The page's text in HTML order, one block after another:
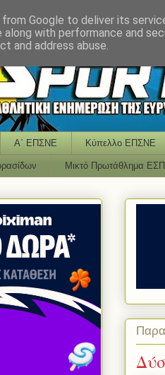
Α΄ ΕΠΣΝΕ Κύπελλο ΕΠΣΝΕ
Μικτό Πρωτάθλημα
Google to deliver its
along with performance and
and address abuse.